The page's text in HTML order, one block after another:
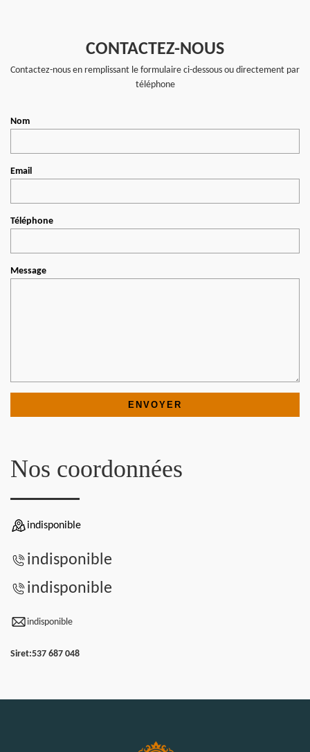
CONTACTEZ-NOUS
Contactez-nous en remplissant le formulaire ci-dessous ou directement par
téléphone
Nom
Email
Téléphone
Message
Nos coordonnées
indisponible
indisponible
indisponible
indisponible
Siret:537 687 048